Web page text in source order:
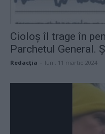
Cioloș îl trage în
Parchetul General.
Redacţia luni, 11 martie 2024